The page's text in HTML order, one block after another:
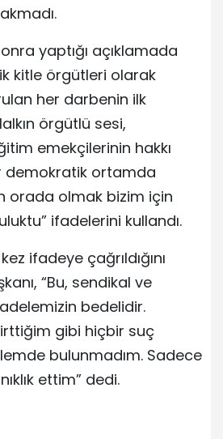
yaptığı açıklamada
kitle örgütleri olarak
her darbenin ilk
örgütlü sesi,
emekçilerinin hakkı
demokratik ortamda
orada olmak bizim için
ifadelerini kullandı.
ifadeye çağrıldığını
“Bu, sendikal ve
bedelidir.
gibi hiçbir suç
bulunmadım. Sadece
ettim” dedi.